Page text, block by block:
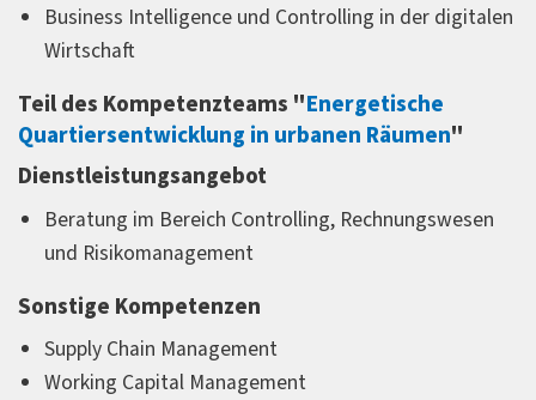
Business Intelligence und Controlling in der digitalen
Wirtschaft
Teil des Kompetenzteams "Energetische
Quartiersentwicklung in urbanen Räumen"
Dienstleistungsangebot
Beratung im Bereich Controlling, Rechnungswesen
und Risikomanagement
Sonstige Kompetenzen
Supply Chain Management
Working Capital Management